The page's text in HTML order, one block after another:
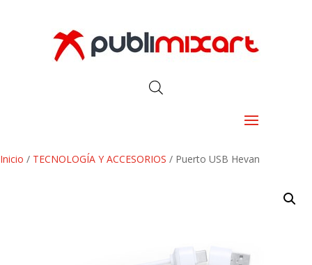
Inicio / TECNOLOGÍA Y ACCESORIOS / Puerto USB Hevan